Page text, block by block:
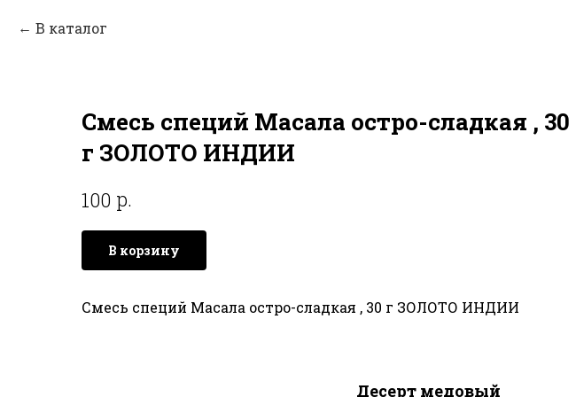
В каталог
Смесь специй Масала остро-сладкая , 30
г ЗОЛОТО ИНДИИ
100 р.
В корзину
Смесь специй Масала остро-сладкая , 30 г ЗОЛОТО ИНДИИ
Десерт медовый